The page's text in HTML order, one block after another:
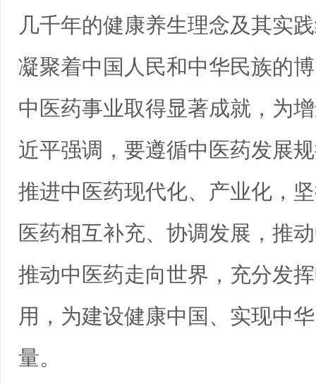
几千年的健康养生理念及其实
凝聚着中国人民和中华民族的
中医药事业取得显著成就，为
近平强调，要遵循中医药发展
推进中医药现代化、产业化，
医药相互补充、协调发展，推
推动中医药走向世界，充分发
用，为建设健康中国、实现中
量。